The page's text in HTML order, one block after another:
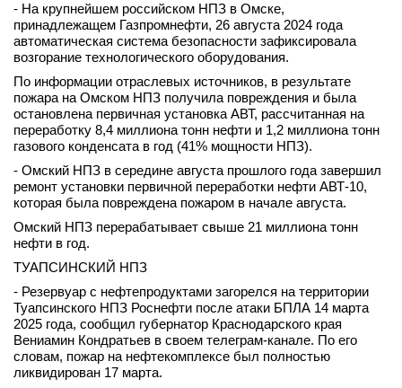
- На крупнейшем российском НПЗ в Омске,
принадлежащем Газпромнефти, 26 августа 2024 года
автоматическая система безопасности зафиксировала
возгорание технологического оборудования.
По информации отраслевых источников, в результате
пожара на Омском НПЗ получила повреждения и была
остановлена первичная установка АВТ, рассчитанная на
переработку 8,4 миллиона тонн нефти и 1,2 миллиона тонн
газового конденсата в год (41% мощности НПЗ).
- Омский НПЗ в середине августа прошлого года завершил
ремонт установки первичной переработки нефти АВТ-10,
которая была повреждена пожаром в начале августа.
Омский НПЗ перерабатывает свыше 21 миллиона тонн
нефти в год.
ТУАПСИНСКИЙ НПЗ
- Резервуар с нефтепродуктами загорелся на территории
Туапсинского НПЗ Роснефти после атаки БПЛА 14 марта
2025 года, сообщил губернатор Краснодарского края
Вениамин Кондратьев в своем телеграм-канале. По его
словам, пожар на нефтекомплексе был полностью
ликвидирован 17 марта.